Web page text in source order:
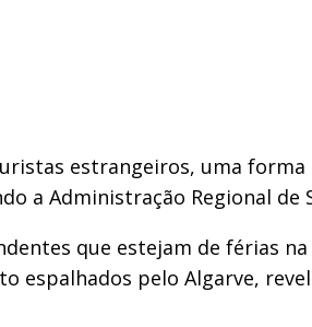
estrangeiros, uma
a Administração Regional de
que estejam de férias
pelo Algarve,